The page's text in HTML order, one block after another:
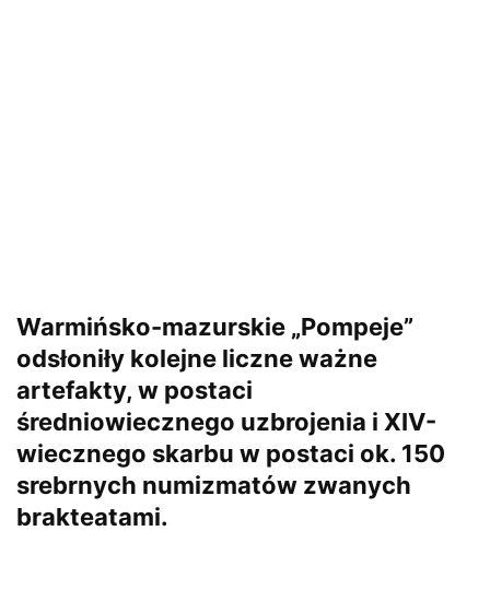
Warmińsko-mazurskie „Pompeje”
odsłoniły kolejne liczne ważne
artefakty, w postaci
średniowiecznego uzbrojenia i XIV-
wiecznego skarbu w postaci ok. 150
srebrnych numizmatów zwanych
brakteatami.